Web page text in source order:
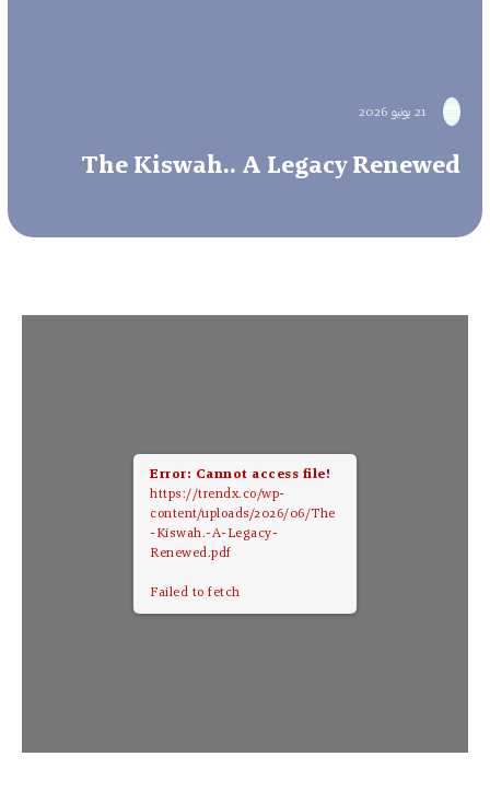
21 يونيو 2026
The Kiswah.. A Legacy Renewed
Error: Cannot access file!
https://trendx.co/wp-
content/uploads/2026/06/The
-Kiswah.-A-Legacy-
Renewed.pdf
Failed to fetch